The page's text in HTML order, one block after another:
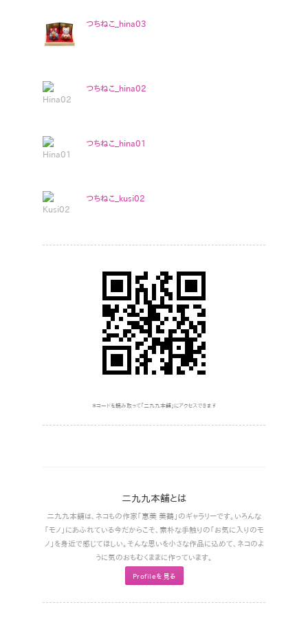
つちねこ_hina03
つちねこ_hina02
つちねこ_hina01
つちねこ_kusi02
＊コードを読み取って｢二九九本舗｣にアクセスできます
二九九本舗とは
二九九本舗は､ネコもの作家｢惠美 美鶴｣のギャラリーです。いろんな
｢モノ｣にあふれている今だからこそ､素朴な手触りの｢お気に入りのモ
ノ｣を身近で感じてほしい。そんな思いを小さな作品に込めて､ネコのよ
うに気のおもむくままに作っています。
Profileを見る